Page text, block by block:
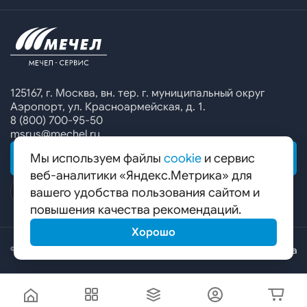
Сбор коммерческих предложений
Специальные предложения
Калькулятор металла
Ижсталь
Уральская кузница
Белорецкий металлургический комбинат
Гурьевский филиал ЧМК
125167, г. Москва, вн. тер. г. муниципальный округ
Аэропорт, ул. Красноармейская, д. 1.
8 (800) 700-95-50
msrus@mechel.ru
ОБРАТНАЯ СВЯЗЬ
© ООО «Мечел-Сервис», 2026 Карта сайта
Мы используем файлы cookie и сервис
веб-аналитики «Яндекс.Метрика» для
вашего удобства пользования сайтом и
повышения качества рекомендаций.
Хорошо